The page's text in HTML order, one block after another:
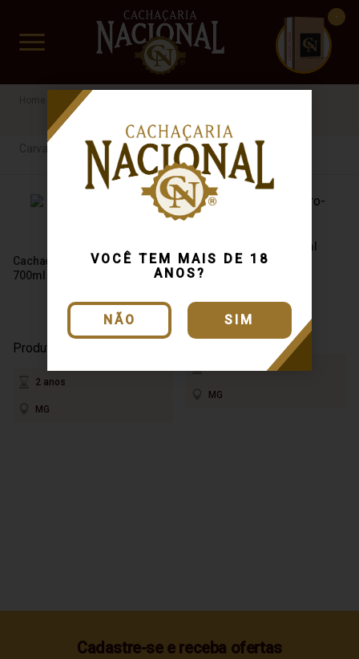
VOCÊ TEM MAIS DE 18
ANOS?
NÃO SIM
www.cachacarianacional.com.br
CUIDADO FRÁGIL
Cachaça
Cachaça Cana e Lua Ouro
700ml
Produto Esgotado
2 anos
MG
Cachaça Hbs Ouro 700ml
Produto Esgotado
MG
Cadastre-se e receba ofertas